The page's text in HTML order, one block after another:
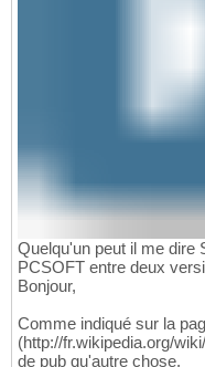
Quelqu'un peut il me dire
PCSOFT entre deux
Bonjour,
Comme indiqué sur la
(http://fr.wikipedia.org/
de pub qu'autre chose.